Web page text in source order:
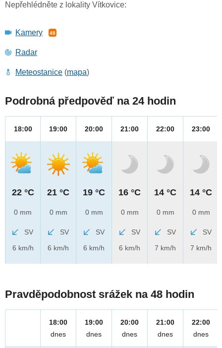
Nepřehlédněte z lokality Vítkovice:
Kamery 48
Radar
Meteostanice (mapa)
Podrobná předpověď na 24 hodin
18:00
22 °C
0 mm
SV
6 km/h
19:00
21 °C
0 mm
SV
6 km/h
20:00
19 °C
0 mm
SV
6 km/h
21:00
16 °C
0 mm
SV
6 km/h
22:00
14 °C
0 mm
SV
7 km/h
23:00
14 °C
0 mm
SV
7 km/h
Pravděpodobnost srážek na 48 hodin
18:00
dnes
19:00
dnes
20:00
dnes
21:00
dnes
22:00
dnes